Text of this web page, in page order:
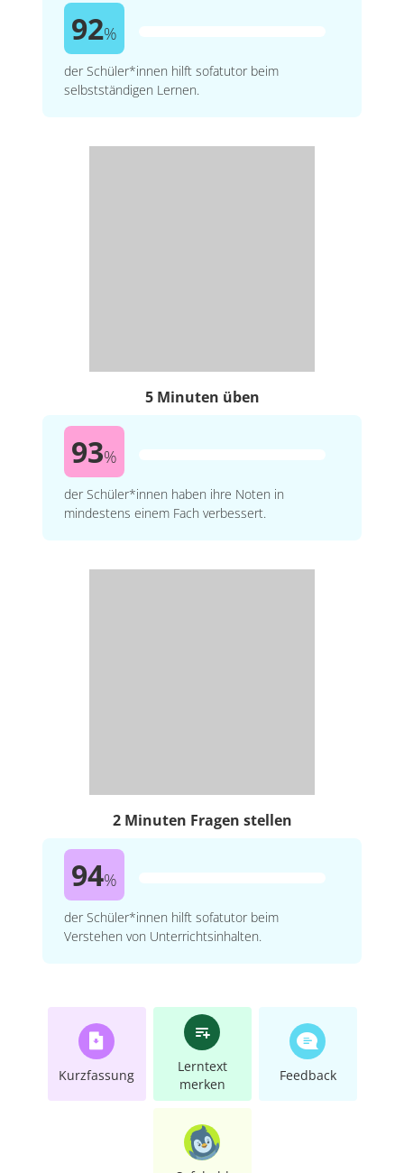
92%
der Schüler*innen hilft sofatutor beim
selbstständigen Lernen.
5 Minuten üben
93%
der Schüler*innen haben ihre Noten in
mindestens einem Fach verbessert.
2 Minuten Fragen stellen
94%
der Schüler*innen hilft sofatutor beim
Verstehen von Unterrichtsinhalten.
Kurzfassung
Lerntext
merken
Feedback